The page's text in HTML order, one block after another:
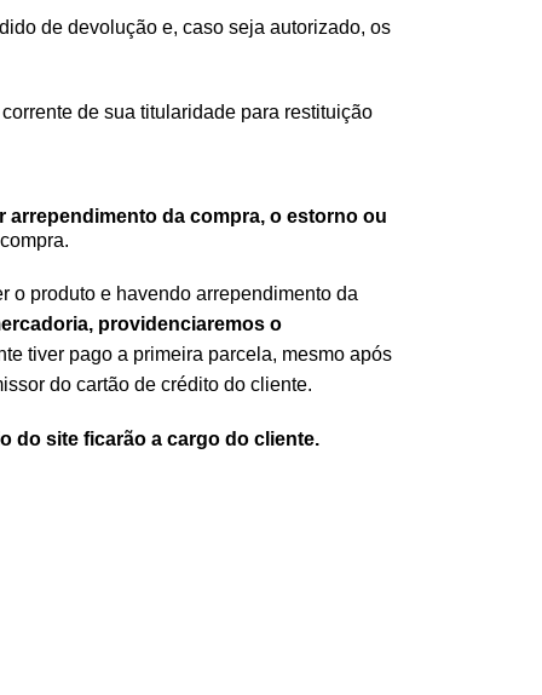
de devolução e, caso seja autorizado, os
de sua titularidade para restituição
arrependimento da compra, o estorno ou
o produto e havendo arrependimento da
providenciaremos o
tiver pago a primeira parcela, mesmo após
do cartão de crédito do cliente.
do site ficarão a cargo do cliente.